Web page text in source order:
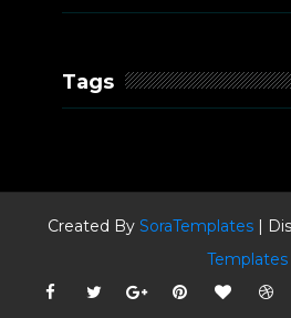
Tags
Created BySoraTemplates |
Templates